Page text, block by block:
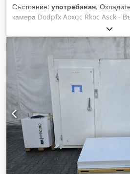
Състояние: употребяван,
камера Dodpfx Aoxqc Rkoc Asck -
1385 x 2260 мм - Вътрешни
мм - Дебелина на панелите: 80 мм
вратата: 750 мм - Стенна
Наличност: 1 брой - Камерата е